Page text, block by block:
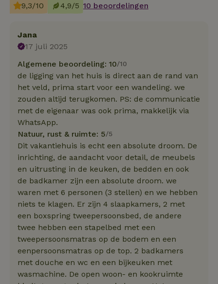
9,3/10 4,9/5 10 beoordelingen
Jana
17 juli 2025
Algemene beoordeling: 10/10
de ligging van het huis is direct aan de rand van
het veld, prima start voor een wandeling. we
zouden altijd terugkomen. PS: de communicatie
met de eigenaar was ook prima, makkelijk via
WhatsApp.
Natuur, rust & ruimte: 5/5
Dit vakantiehuis is echt een absolute droom. De
inrichting, de aandacht voor detail, de meubels
en uitrusting in de keuken, de bedden en ook
de badkamer zijn een absolute droom. we
waren met 6 personen (3 stellen) en we hebben
niets te klagen. Er zijn 4 slaapkamers, 2 met
een boxspring tweepersoonsbed, de andere
twee hebben een stapelbed met een
tweepersoonsmatras op de bodem en een
eenpersoonsmatras op de top. 2 badkamers
met douche en wc en een bijkeuken met
wasmachine. De open woon- en kookruimte